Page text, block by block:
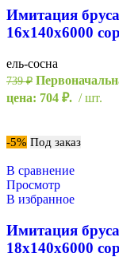
Имитация
16х140х6000
ель-сосна
739₽
цена: 704 ₽.
шт.
-5% Под заказ
В сравнение
Просмотр
В избранное
Имитация
18х140х6000